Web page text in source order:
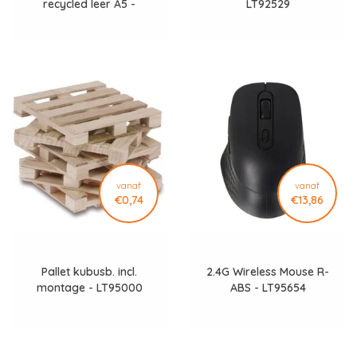
recycled leer A5 -
LT92529
vanaf
€0,74
Pallet kubusb. incl.
montage - LT95000
vanaf
€13,86
2.4G Wireless Mouse R-
ABS - LT95654